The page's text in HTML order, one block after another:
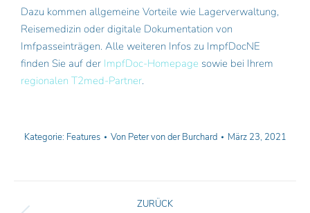
Dazu kommen allgemeine Vorteile wie Lagerverwaltung,
Reisemedizin oder digitale Dokumentation von
Imfpasseinträgen. Alle weiteren Infos zu ImpfDocNE
finden Sie auf der ImpfDoc-Homepage
regionalen T2med-Partner.
Kategorie: Features Von Peter von der Burchard März 23, 2021
ZURÜCK